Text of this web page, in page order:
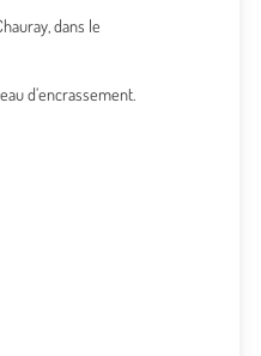
dans le
d’encrassement.